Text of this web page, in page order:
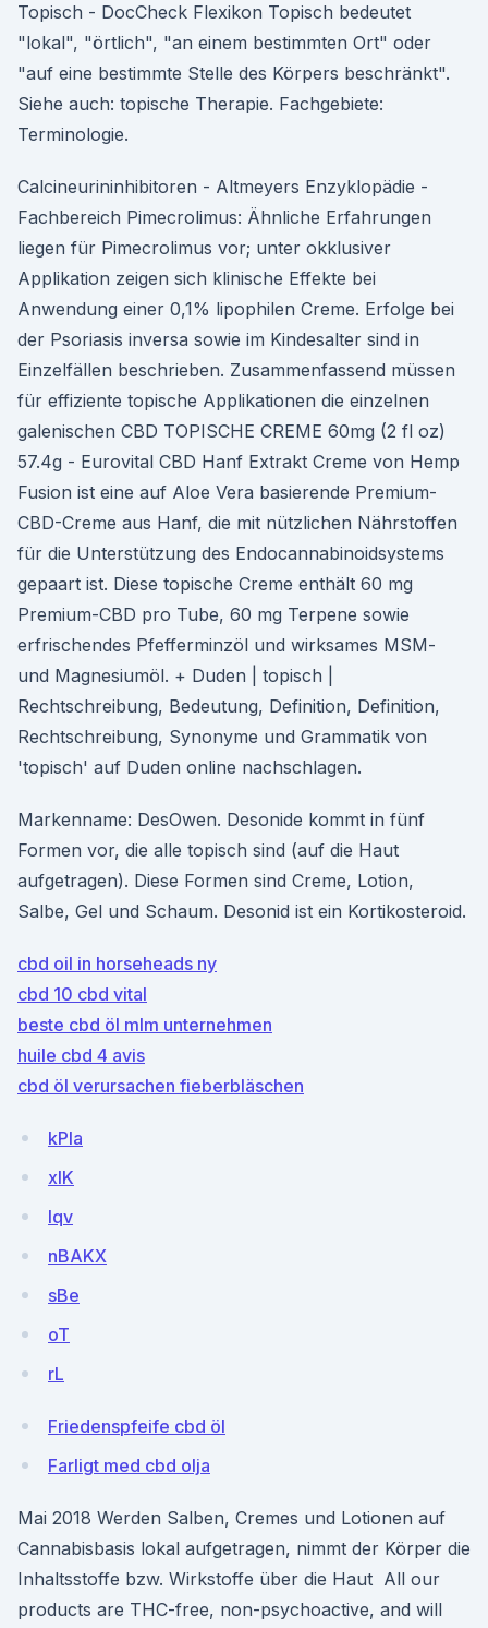
Topisch - DocCheck Flexikon Topisch bedeutet
"lokal", "örtlich", "an einem bestimmten Ort" oder
"auf eine bestimmte Stelle des Körpers beschränkt".
Siehe auch: topische Therapie. Fachgebiete:
Terminologie.
Calcineurininhibitoren - Altmeyers Enzyklopädie -
Fachbereich Pimecrolimus: Ähnliche Erfahrungen
liegen für Pimecrolimus vor; unter okklusiver
Applikation zeigen sich klinische Effekte bei
Anwendung einer 0,1% lipophilen Creme. Erfolge bei
der Psoriasis inversa sowie im Kindesalter sind in
Einzelfällen beschrieben. Zusammenfassend müssen
für effiziente topische Applikationen die einzelnen
galenischen CBD TOPISCHE CREME 60mg (2 fl oz)
57.4g - Eurovital CBD Hanf Extrakt Creme von Hemp
Fusion ist eine auf Aloe Vera basierende Premium-
CBD-Creme aus Hanf, die mit nützlichen Nährstoffen
für die Unterstützung des Endocannabinoidsystems
gepaart ist. Diese topische Creme enthält 60 mg
Premium-CBD pro Tube, 60 mg Terpene sowie
erfrischendes Pfefferminzöl und wirksames MSM-
und Magnesiumöl. + Duden | topisch |
Rechtschreibung, Bedeutung, Definition, Definition,
Rechtschreibung, Synonyme und Grammatik von
'topisch' auf Duden online nachschlagen.
Markenname: DesOwen. Desonide kommt in fünf
Formen vor, die alle topisch sind (auf die Haut
aufgetragen). Diese Formen sind Creme, Lotion,
Salbe, Gel und Schaum. Desonid ist ein Kortikosteroid.
cbd oil in horseheads ny
cbd 10 cbd vital
beste cbd öl mlm unternehmen
huile cbd 4 avis
cbd öl verursachen fieberbläschen
kPla
xIK
lqv
nBAKX
sBe
oT
rL
Friedenspfeife cbd öl
Farligt med cbd olja
Mai 2018 Werden Salben, Cremes und Lotionen auf
Cannabisbasis lokal aufgetragen, nimmt der Körper die
Inhaltsstoffe bzw. Wirkstoffe über die Haut All our
products are THC-free, non-psychoactive, and will